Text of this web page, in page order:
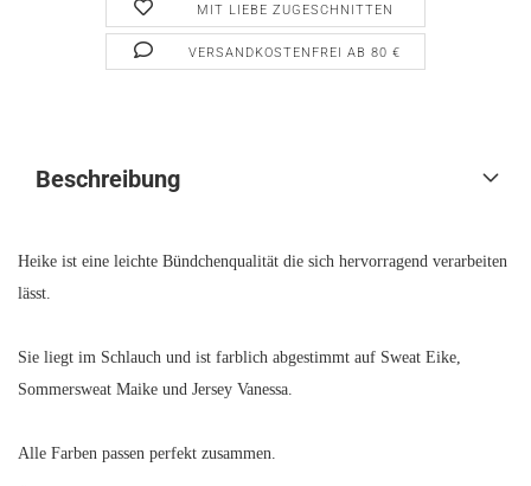
MIT LIEBE ZUGESCHNITTEN
VERSANDKOSTENFREI AB 80 €
Beschreibung
Heike ist eine leichte Bündchenqualität die sich hervorragend verarbeiten
lässt.
Sie liegt im Schlauch und ist farblich abgestimmt auf Sweat Eike,
Sommersweat Maike und Jersey Vanessa.
Alle Farben passen perfekt zusammen.